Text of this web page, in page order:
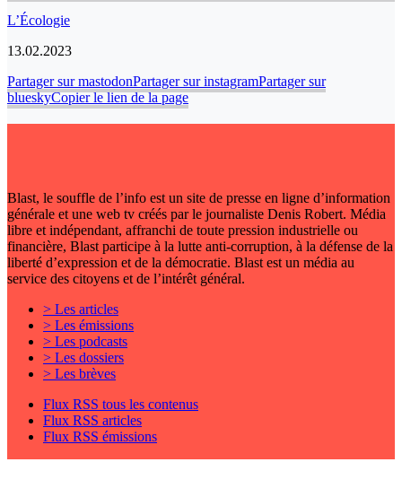
L’Écologie
13.02.2023
Partager sur mastodonPartager sur instagramPartager sur
blueskyCopier le lien de la page
Blast, le souffle de l’info est un site de presse en ligne d’information
générale et une web tv créés par le journaliste Denis Robert. Média
libre et indépendant, affranchi de toute pression industrielle ou
financière, Blast participe à la lutte anti-corruption, à la défense de la
liberté d’expression et de la démocratie. Blast est un média au
service des citoyens et de l’intérêt général.
> Les articles
> Les émissions
> Les podcasts
> Les dossiers
> Les brèves
Flux RSS tous les contenus
Flux RSS articles
Flux RSS émissions